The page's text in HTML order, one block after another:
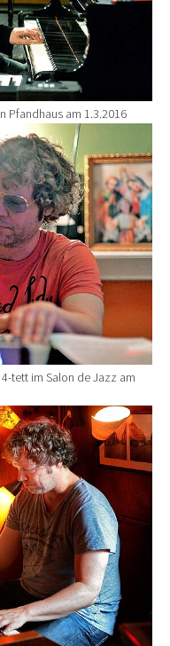
Pfandhaus am 1.3.2016
tett im Salon de Jazz am